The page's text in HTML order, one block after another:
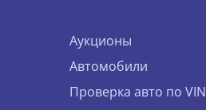
Аукционы
Автомобили
Проверка авто по VIN